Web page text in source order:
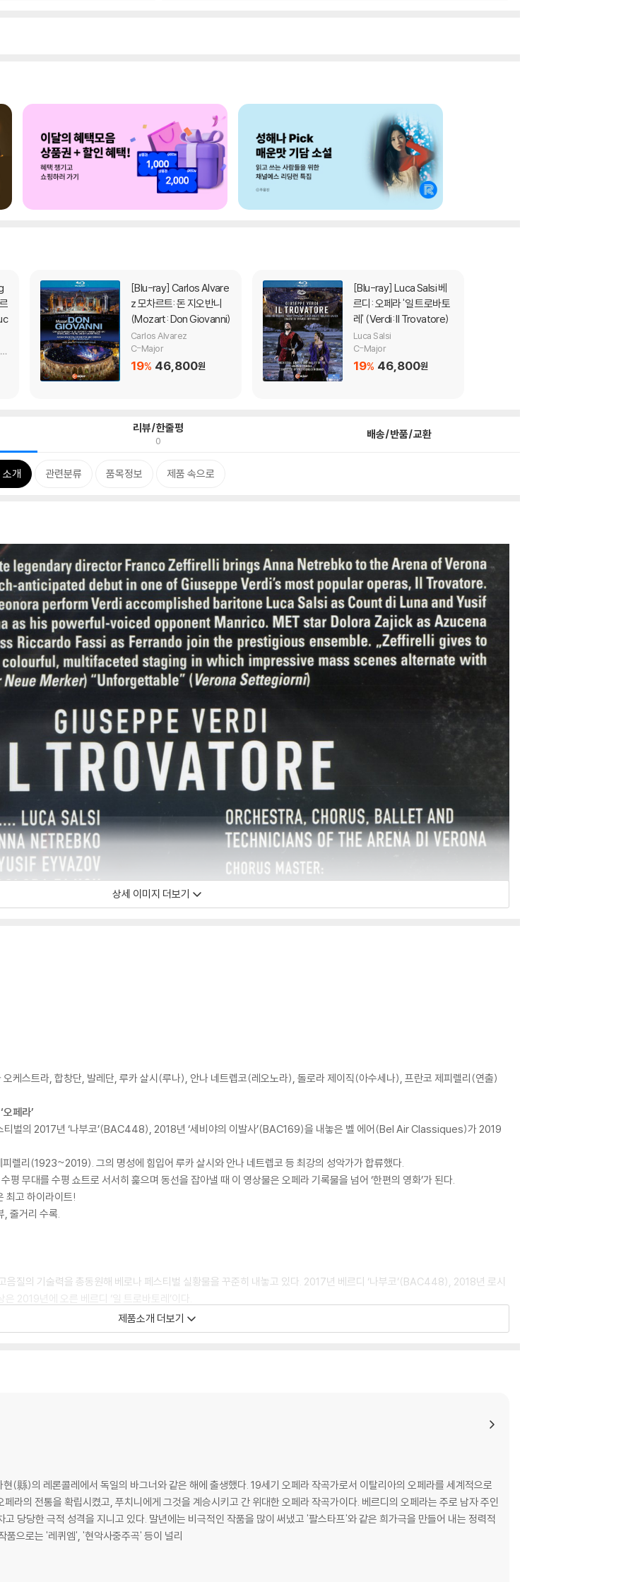
[Blu-ray]
z 모차르트: 돈 지오반니
(Mozart: Don Giovanni)
Carlos Alvarez
C-Major
19% 46,800원
[Blu-ray]
르디: 오페라 '일 트로바토
레' (Verdi: Il Trovatore)
Luca Salsi
C-Major
19% 46,800원
리뷰/한줄평
0 배송/반품/교환
개 관련분류 품목정보 제품 속으로
상세 이미지 더보기
케스트라, 합창단, 발레단, 루카 살시(루나), 안나 네트렙코(레오노라), 돌로라 제이직(아수세나), 프란코 제피렐리(연출)
페라’
티벌의 2017년 ‘나부코’(BAC448), 2018년 ‘세비야의 이발사’(BAC169)을 내놓은 벨 에어(Bel Air Classiques)가 2019
피렐리(1923~2019). 그의 명성에 힘입어 루카 살시와 안나 네트렙코 등 최강의 성악가가 합류했다.
평 무대를 수평 쇼트로 서서히 훑으며 동선을 잡아낼 때 이 영상물은 오페라 기록물을 넘어 ‘한편의 영화’가 된다.
최고 하이라이트!
줄거리 수록.
질의 기술력을 총동원해 베로나 페스티벌 실황물을 꾸준히 내놓고 있다. 2017년 베르디 ‘나부코’(BAC448), 2018년 로시
2019년에 오른 베르디 ‘일 트로바토레’이다.
아닐지라도 아레나 극장에 오르면 그 규모는 자연스레 몇 배부터 몇 십배까지 커진다. 원형극장에 설치된 정식 무대 외에 그
나 아레나 극장에 착지하면서 마치 미래영화의 한 장면처럼 화려한 스펙터클과 미장센으로 변한다.
트렙코)를 사랑하지만 레오노라는 음유시인 만리코(유지프 예바조프)와 사랑하는 사이. 만리코의 어머니 아수세나(돌로라
제품소개 더보기
(縣)의 레론콜레에서 독일의 바그너와 같은 해에 출생했다. 19세기 오페라 작곡가로서 이탈리아의 오페라를 세계적으로
라의 전통을 확립시켰고, 푸치니에게 그것을 계승시키고 간 위대한 오페라 작곡가이다. 베르디의 오페라는 주로 남자 주인
당당한 극적 성격을 지니고 있다. 말년에는 비극적인 작품을 많이 써냈고 '팔스타프'와 같은 희가극을 만들어 내는 정력적
품으로는 '레퀴엠', '현악사중주곡' 등이 널리